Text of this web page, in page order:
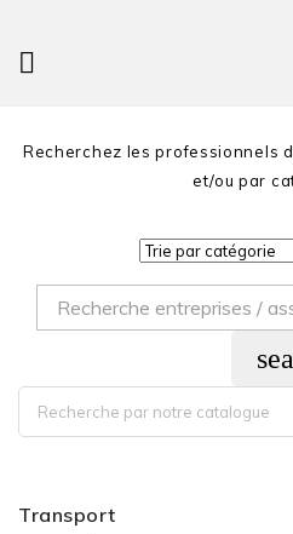

Recherchez les professionnels
et/ou par
Transport